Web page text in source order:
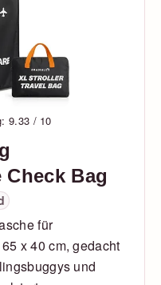
9.33 / 10
Bag
für
x 40 cm, gedacht
und